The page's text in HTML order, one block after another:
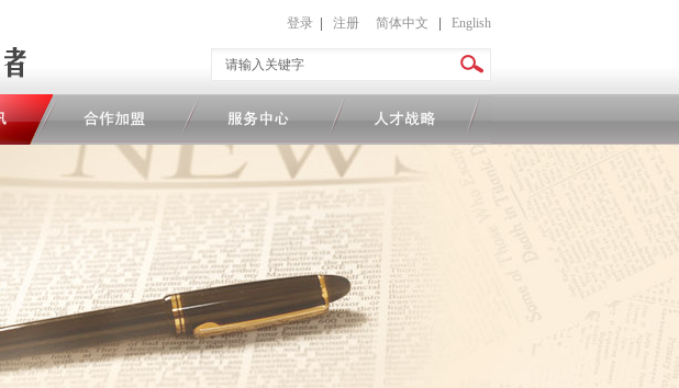
登录 注册 简体中文 English